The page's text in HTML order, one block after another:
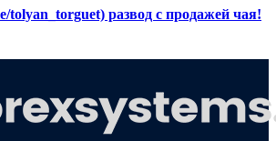
tolyan_torguet) развод с продажей чая!